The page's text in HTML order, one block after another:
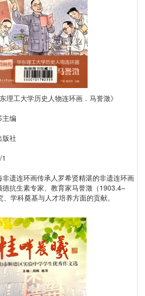
理工大学历史人物连环画．马誉澂》
主编
版社
遗连环画传承人罗希贤精湛的非遗连环画
抗生素专家、教育家马誉澂（1903.4–
学科奠基与人才培养方面的贡献。